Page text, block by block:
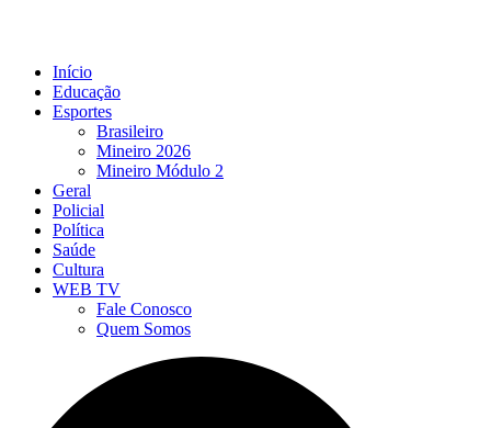
Início
Educação
Esportes
Brasileiro
Mineiro 2026
Mineiro Módulo 2
Geral
Policial
Política
Saúde
Cultura
WEB TV
Fale Conosco
Quem Somos